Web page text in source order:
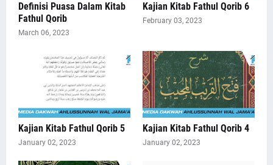
Definisi Puasa Dalam Kitab
Fathul Qorib
March 06, 2023
Kajian Kitab Fathul Qorib 6
February 03, 2023
Kajian Kitab Fathul Qorib 5
January 02, 2023
Kajian Kitab Fathul Qorib 4
January 02, 2023